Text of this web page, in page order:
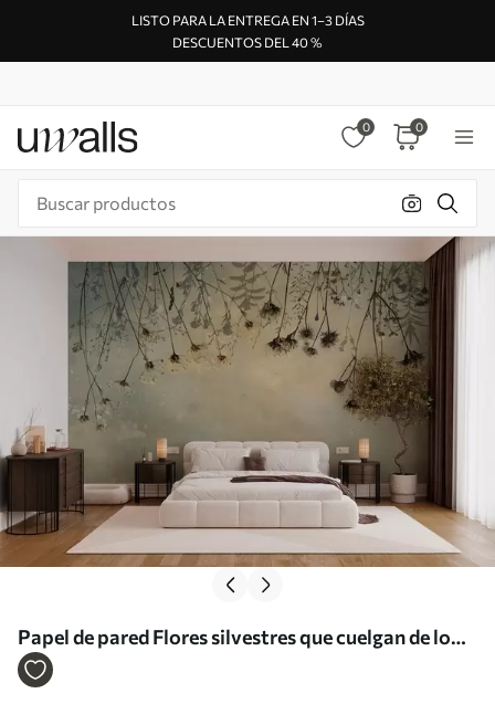
LISTO PARA LA ENTREGA EN 1–3 DÍAS
DESCUENTOS DEL 40 %
0 0
Papel de pared Flores silvestres que cuelgan de lo
alto en colores cálidos Nr. w02877